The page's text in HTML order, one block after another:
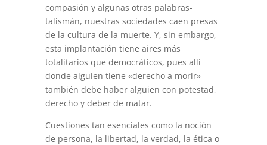
compasión y algunas otras palabras-
talismán, nuestras sociedades caen presas
de la cultura de la muerte. Y, sin embargo,
esta implantación tiene aires más
totalitarios que democráticos, pues allí
donde alguien tiene «derecho a morir»
también debe haber alguien con potestad,
derecho y deber de matar.
Cuestiones tan esenciales como la noción
de persona, la libertad, la verdad, la ética o